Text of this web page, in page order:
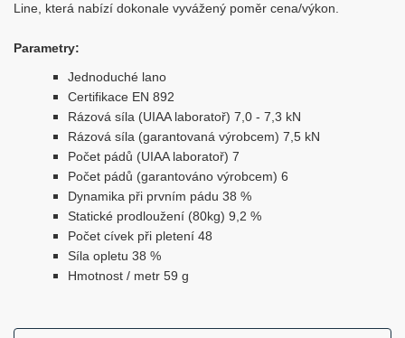
Line, která nabízí dokonale vyvážený poměr cena/výkon.
Parametry:
Jednoduché lano
Certifikace EN 892
Rázová síla (UIAA laboratoř) 7,0 - 7,3 kN
Rázová síla (garantovaná výrobcem) 7,5 kN
Počet pádů (UIAA laboratoř) 7
Počet pádů (garantováno výrobcem) 6
Dynamika při prvním pádu 38 %
Statické prodloužení (80kg) 9,2 %
Počet cívek při pletení 48
Síla opletu 38 %
Hmotnost / metr 59 g